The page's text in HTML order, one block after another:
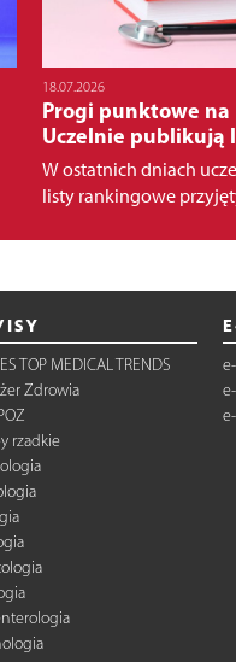
18.07.2026
Progi punktowe na
Uczelnie publikują
W ostatnich dniach
listy rankingowe
TOP MEDICAL TRENDS
Zdrowia
rzadkie